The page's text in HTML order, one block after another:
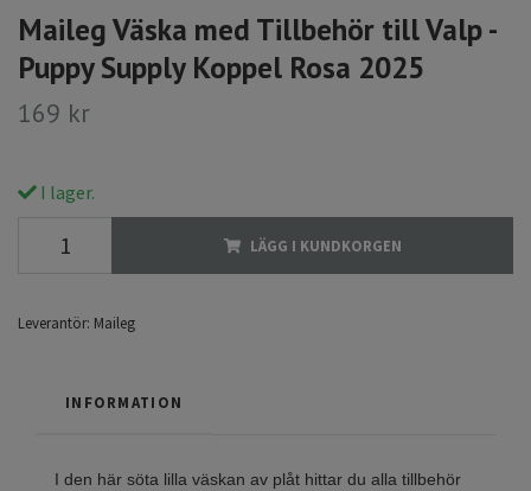
Maileg Väska med Tillbehör till Valp -
Puppy Supply Koppel Rosa 2025
169 kr
I lager.
LÄGG I KUNDKORGEN
Leverantör: Maileg
INFORMATION
I den här söta lilla väskan av plåt hittar du alla tillbehör